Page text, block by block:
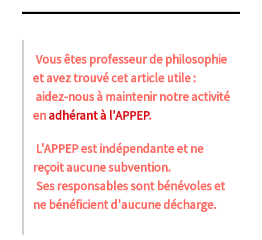
Vous êtes professeur de philosophie
et avez trouvé cet article utile :
aidez-nous à maintenir notre activité
enadhérant à l'APPEP.
L'APPEP est indépendante et ne
reçoit aucune subvention.
Ses responsables sont bénévoles et
ne bénéficient d'aucune décharge.